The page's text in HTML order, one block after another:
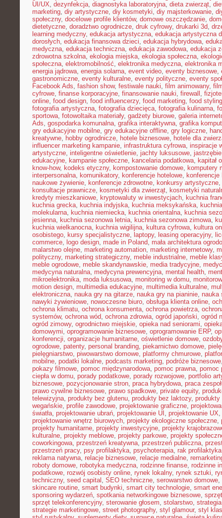
UI/UX, dezynfekcja, diagnostyka laboratoryjna, dieta zwierząt,
marketing, diy artystyczne, diy kosmetyki, diy majsterkowanie,
społeczny, docelowe profile klientów, domowe oszczędzanie,
dietetyczne, doradztwo ogrodnicze, druk cyfrowy, drukarki 3d,
learning medyczny, edukacja artystyczna, edukacja artystyczna
dorosłych, edukacja finansowa dzieci, edukacja hybrydowa,
medyczna, edukacja techniczna, edukacja zawodowa, edukacja
zdrowotna szkolna, ekologia miejska, ekologia społeczna,
społeczna, elektromobilność, elektronika medyczna, elektronika
energia jądrowa, energia solarna, event video, eventy biznesowe,
gastronomiczne, eventy kulturalne, eventy polityczne, eventy
Facebook Ads, fashion show, festiwale nauki, film animowany,
cyfrowe, finanse korporacyjne, finansowanie nauki, firewall ,
online, food design, food influencerzy, food marketing, food styling
fotografia artystyczna, fotografia dziecięca, fotografia kulinarna,
sportowa, fotowoltaika materiały, gadżety biurowe, galeria
Ads, gospodarka komunalna, grafika interaktywna, grafika
gry edukacyjne mobilne, gry edukacyjne offline, gry logiczne,
kreatywne, hobby ogrodnicze, hotele biznesowe, hotele dla
influencer marketing kampanie, infrastruktura cyfrowa, inspiracje
artystyczne, inteligentne oświetlenie, jachty luksusowe,
edukacyjne, kampanie społeczne, kancelaria podatkowa, kapitał
know-how, kodeks etyczny, kompostowanie domowe, komputery
interpersonalna, komunikatory, konferencje hotelowe, konferencje
naukowe żywienie, konferencje zdrowotne, konkursy artystyczne,
konsultacje prawnicze, kosmetyki dla zwierząt, kosmetyki
kredyty mieszkaniowe, kryptowaluty w inwestycjach, kuchnia
kuchnia grecka, kuchnia indyjska, kuchnia meksykańska,
molekularna, kuchnia niemiecka, kuchnia orientalna, kuchnia
jesienna, kuchnia sezonowa letnia, kuchnia sezonowa zimowa,
kuchnia wielkanocna, kuchnia wigilijna, kultura cyfrowa, kultura
osobistego, kursy specjalistyczne, laptopy, leasing operacyjny,
commerce, logo design, made in Poland, mała architektura
malarstwo olejne, marketing automation, marketing internetowy,
polityczny, marketing strategiczny, meble industrialne, meble
meble ogrodowe, meble skandynawskie, media tradycyjne,
medycyna naturalna, medycyna prewencyjna, mental health,
mikroelektronika, moda luksusowa, monitoring w domu,
motion design, multimedia edukacyjne, multimedia kulturalne,
elektroniczna, nauka gry na gitarze, nauka gry na pianinie, nauka
nawyki żywieniowe, nowoczesne biuro, obsługa klienta online,
ochrona klimatu, ochrona konsumenta, ochrona powietrza,
systemów, ochrona wód, ochrona zdrowia, ogród japoński, ogród
ogród zimowy, ogrodnictwo miejskie, opieka nad seniorami,
domowymi, oprogramowanie biznesowe, oprogramowanie ERP,
konferencji, organizacje humanitarne, oświetlenie domowe,
ogrodowe, patenty, personal branding, piekarnictwo domowe,
pielęgniarstwo, piwowarstwo domowe, platformy chmurowe,
mobilne, podatki lokalne, podcasts marketing, podróże biznesowe
pokazy filmowe, pomoc międzynarodowa, pomoc prawna, pomoc
ciepła w domu, porady podatkowe, porady rozwojowe, portfolio
biznesowe, pozycjonowanie stron, praca hybrydowa, praca
prawo cywilne biznesowe, prawo spadkowe, private equity,
telewizyjna, produkty bez glutenu, produkty bez laktozy, produkty
wegańskie, profile zawodowe, projektowanie graficzne,
światła, projektowanie ubrań, projektowanie UI , projektowanie UX,
projektowanie wnętrz biurowych, projekty ekologiczne społeczne,
projekty humanitarne, projekty inwestycyjne, projekty
kulturalne, projekty meblowe, projekty parkowe, projekty
coworkingowa, przestrzeń kreatywna, przestrzeń publiczna,
przestrzeń pracy, psy profilaktyka, psychoterapia, rak profilaktyka
reklama natywna, relacje biznesowe, relacje medialne,
roboty domowe, robotyka medyczna, rodzinne finanse, rodzinne
podatkowe, rozwój osobisty online, rynek lokalny, rynek sztuki,
techniczny, seed capital , SEO techniczne, serowarstwo domowe,
skincare routine, smart budynki, smart city technologie, smart
sponsoring wydarzeń, spotkania networkingowe biznesowe,
sprzęt telekonferencyjny, sterowanie głosem, stolarstwo,
strategie marketingowe, street photography, styl glamour, styl